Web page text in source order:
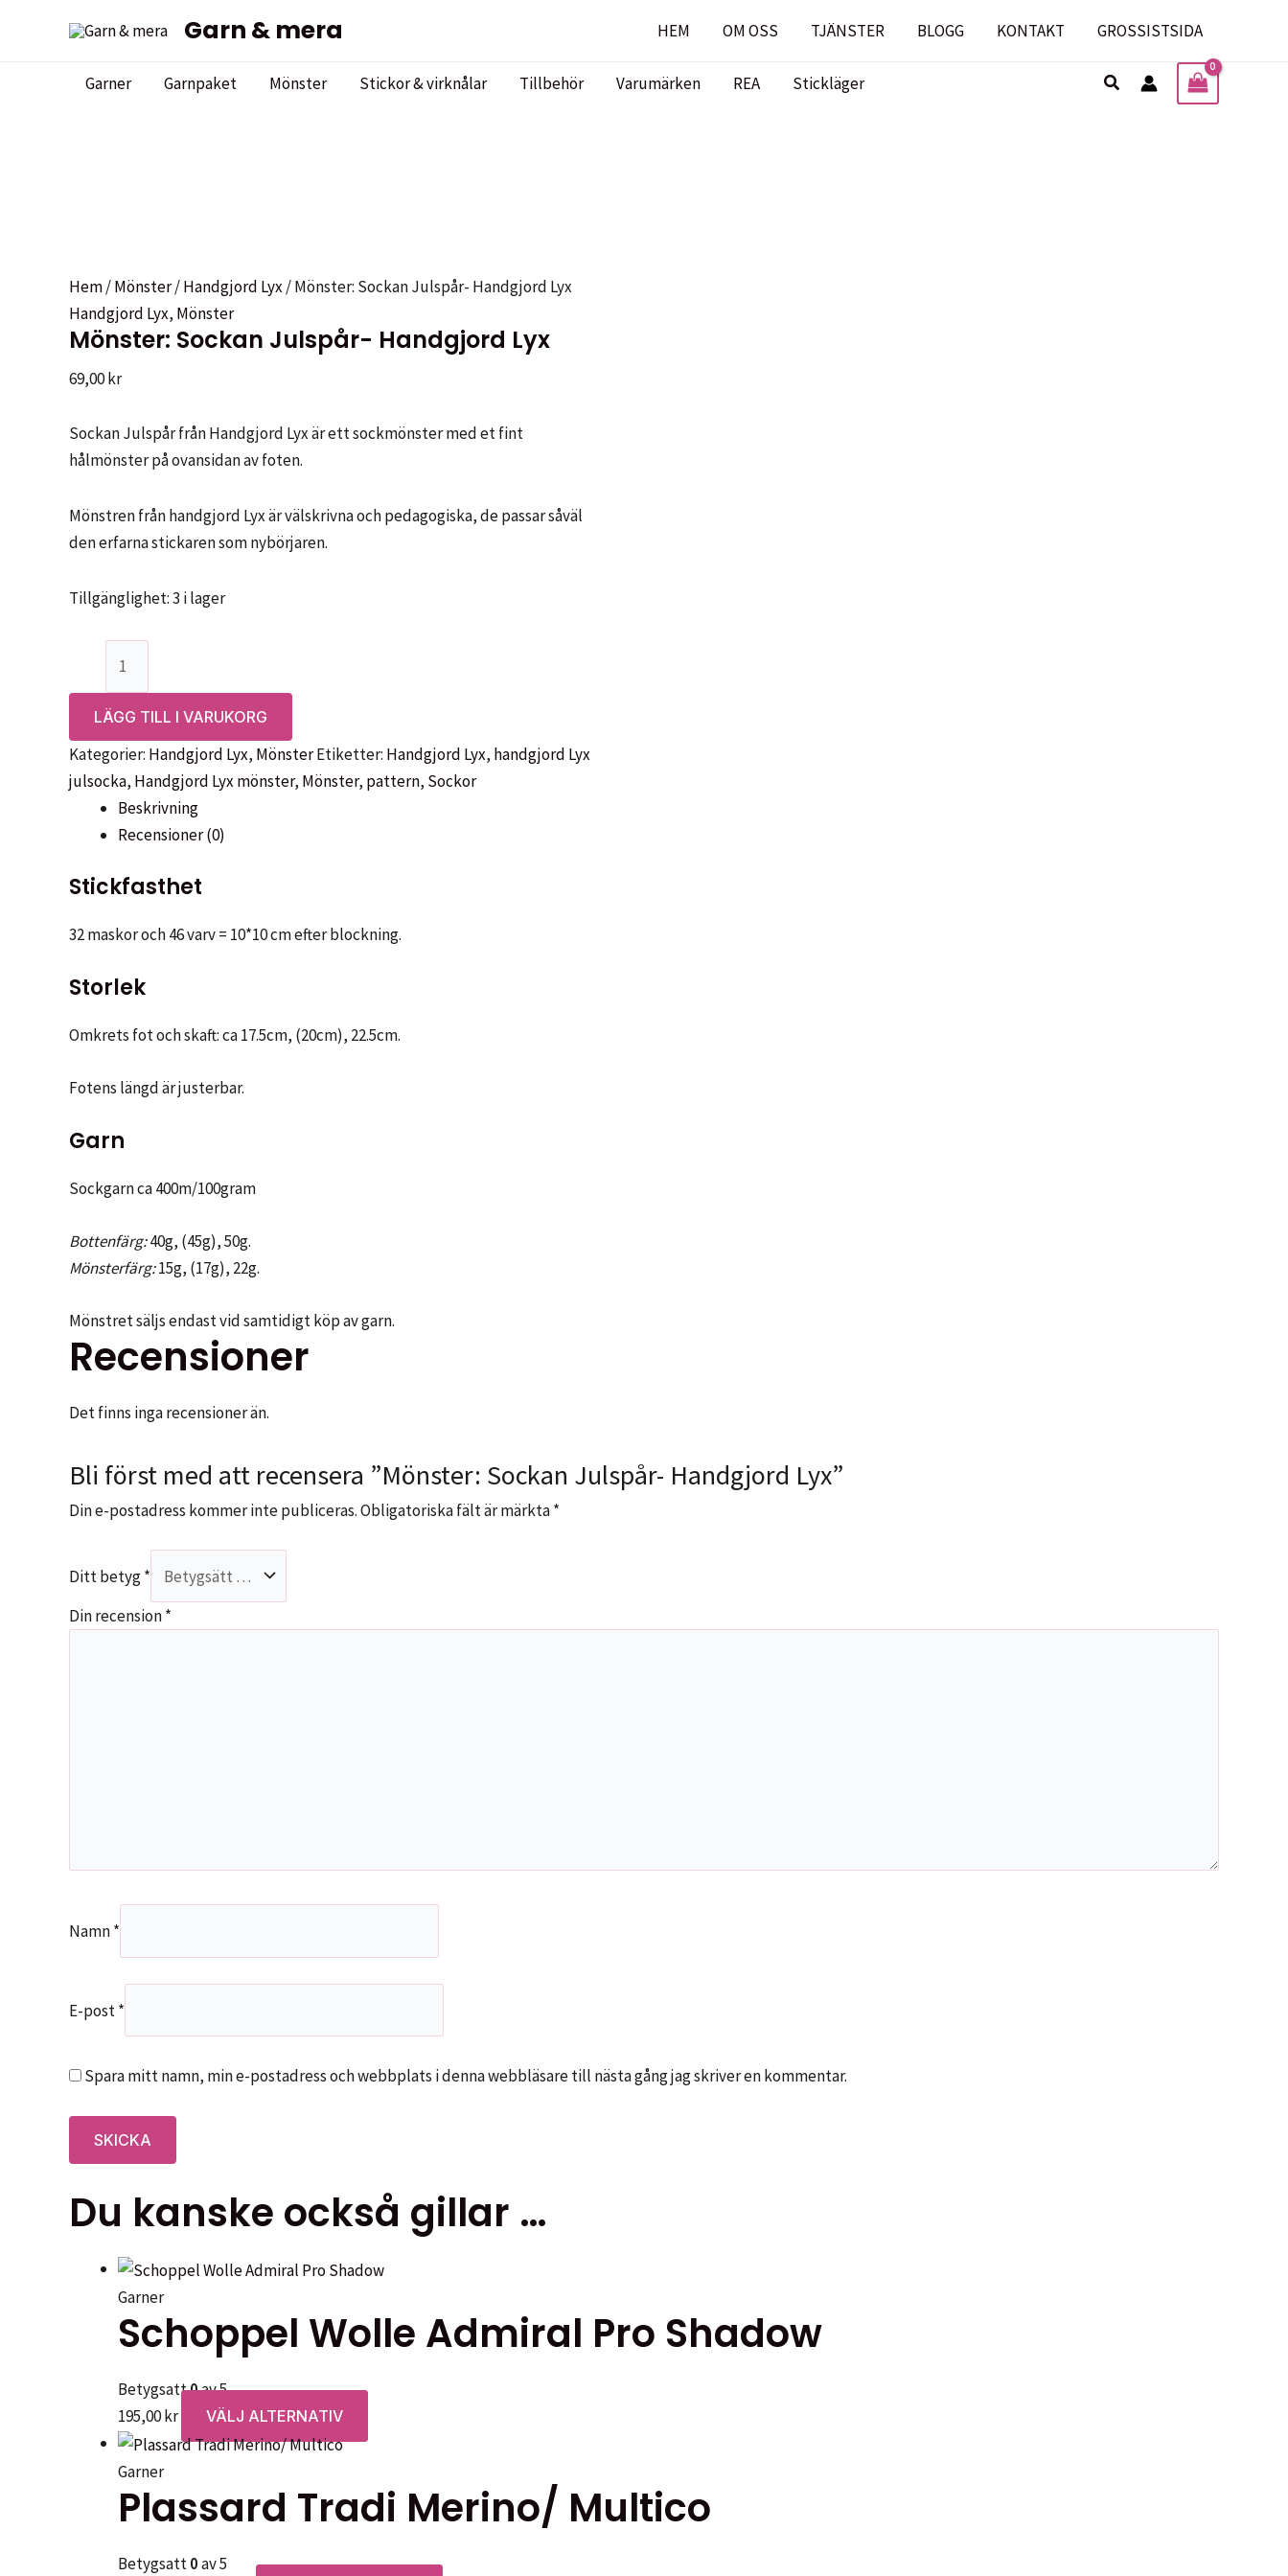
Garn & mera HEM OM OSS TJÄNSTER BLOGG KONTAKT GROSSISTSIDA
Garner Garnpaket Mönster Stickor & virknålar Tillbehör Varumärken REA Stickläger Sök
Hem/Mönster/Handgjord Lyx/ Mönster: Sockan Julspår- Handgjord Lyx
Handgjord Lyx, Mönster
Mönster: Sockan Julspår- Handgjord Lyx
69,00kr
Sockan Julspår från Handgjord Lyx är ett sockmönster med et fint
hålmönster på ovansidan av foten.
Mönstren från handgjord Lyx är välskrivna och pedagogiska, de passar såväl
den erfarna stickaren som nybörjaren.
Tillgänglighet:3 i lager
Julspår-
Handgjord
Lyx
mängd
LÄGG TILL I VARUKORG
Kategorier: Handgjord Lyx, MönsterEtiketter: Handgjord Lyx, handgjord Lyx
julsocka, Handgjord Lyx mönster, Mönster, pattern, Sockor
Beskrivning
Recensioner (0)
Stickfasthet
32 maskor och 46 varv = 10*10 cm efter blockning.
Storlek
Omkrets fot och skaft: ca 17.5cm, (20cm), 22.5cm.
Fotens längd är justerbar.
Garn
Sockgarn ca 400m/100gram
Bottenfärg:40g, (45g), 50g.
Mönsterfärg:15g, (17g), 22g.
Mönstret säljs endast vid samtidigt köp av garn.
Recensioner
Det finns inga recensioner än.
Bli först med att recensera ”Mönster: Sockan Julspår- Handgjord Lyx”
Din e-postadress kommer inte publiceras.Obligatoriska fält är märkta*
Ditt betyg*
Din recension*
Namn*
E-post*
Spara mitt namn, min e-postadress och webbplats i denna webbläsare till nästa gång jag skriver en kommentar.
Du kanske också gillar …
Garner
Schoppel Wolle Admiral Pro Shadow
Betygsatt0av 5
195,00kr VÄLJ ALTERNATIV
här
har
flera
Garner
Plassard Tradi Merino/ Multico
Betygsatt0av 5